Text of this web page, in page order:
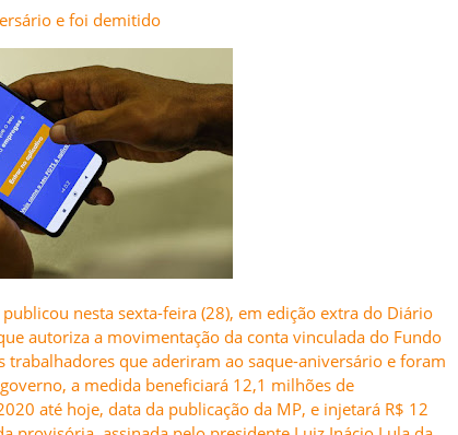
e foi demitido
nesta sexta-feira (28), em edição extra do Diário
autoriza a movimentação da conta vinculada do Fundo
trabalhadores que aderiram ao saque-aniversário e foram
a medida beneficiará 12,1 milhões de
até hoje, data da publicação da MP, e injetará R$ 12